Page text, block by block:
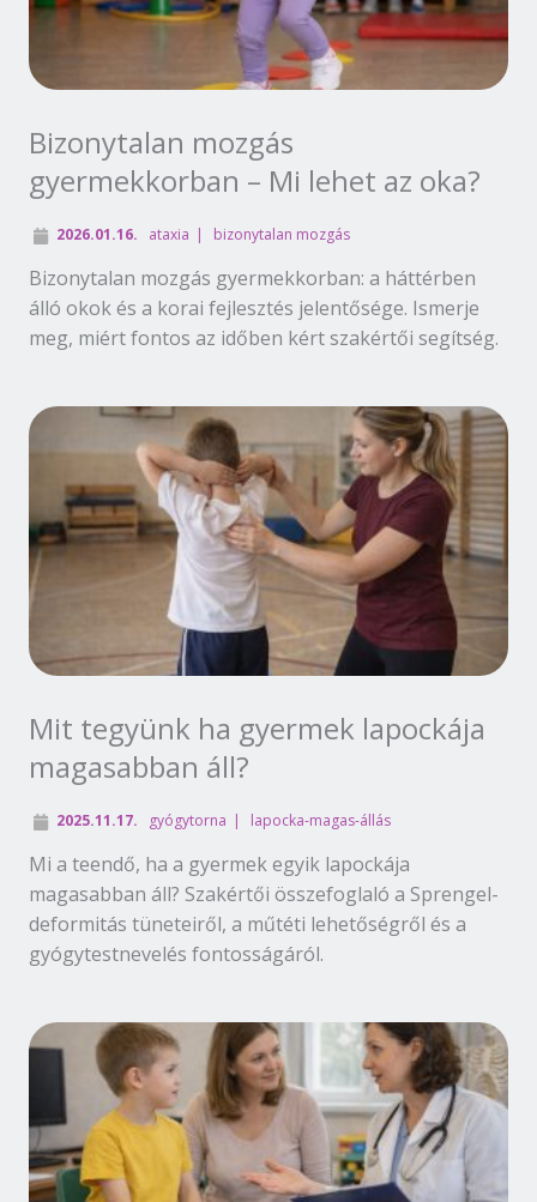
Bizonytalan mozgás
gyermekkorban – Mi lehet az oka?
2026.01.16. ataxia bizonytalan mozgás
Bizonytalan mozgás gyermekkorban: a háttérben
álló okok és a korai fejlesztés jelentősége. Ismerje
meg, miért fontos az időben kért szakértői segítség.
Mit tegyünk ha gyermek lapockája
magasabban áll?
2025.11.17. gyógytorna lapocka-magas-állás
Mi a teendő, ha a gyermek egyik lapockája
magasabban áll? Szakértői összefoglaló a Sprengel-
deformitás tüneteiről, a műtéti lehetőségről és a
gyógytestnevelés fontosságáról.